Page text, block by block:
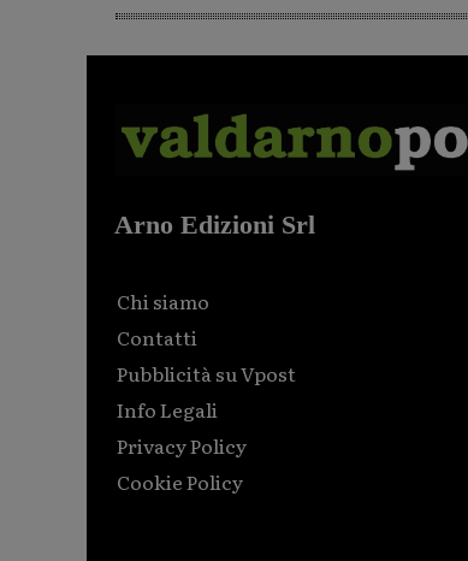
Arno Edizioni Srl
Chi siamo
Contatti
Pubblicità su Vpost
Info Legali
Privacy Policy
Cookie Policy